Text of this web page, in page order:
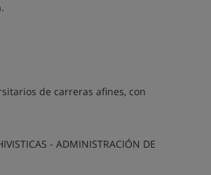
de carreras afines, con
- ADMINISTRACIÓN DE